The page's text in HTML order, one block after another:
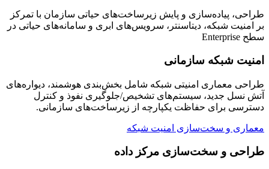
طراحی، پیاده‌سازی و پایش زیرساخت‌های حیاتی سازمان با تمرکز
بر امنیت شبکه، دیتاسنتر، سرویس‌های ابری و سامانه‌های حیاتی در
سطح Enterprise
امنیت شبکه سازمانی
طراحی معماری امنیتی شبکه شامل بخش‌بندی هوشمند، دیواره‌های
آتش نسل جدید، سیستم‌های تشخیص/جلوگیری نفوذ و کنترل
دسترسی برای حفاظت یکپارچه از زیرساخت‌های سازمانی.
معماری و سخت‌سازی امنیت شبکه
طراحی و سخت‌سازی مرکز داده